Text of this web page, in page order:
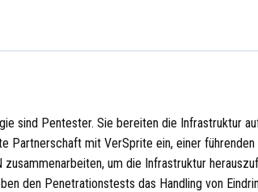
sind Pentester. Sie bereiten die Infrastruktur
Partnerschaft mit VerSprite ein, einer
um die Infrastruktur
den Penetrationstests das Handling von